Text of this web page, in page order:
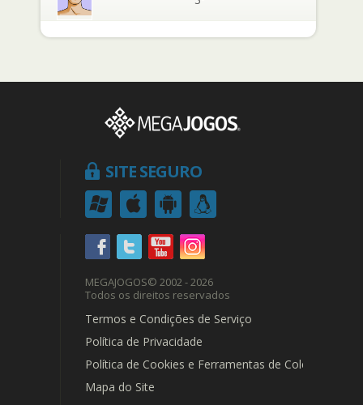
SITE SEGURO
MEGAJOGOS© 2002 - 2026
Todos os direitos reservados
Termos e Condições de Serviço
Política de Privacidade
Política de Cookies e Ferramentas de Coleta de
Mapa do Site